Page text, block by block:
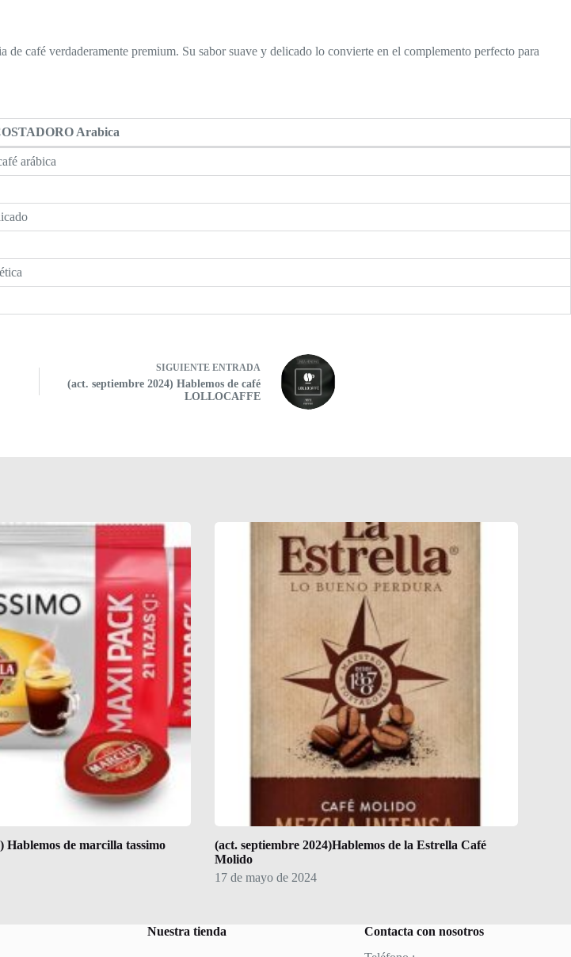
café verdaderamente premium. Su sabor suave y delicado lo convierte en el complemento perfecto para
Arabica
arábica
SIGUIENTE ENTRADA
(act. septiembre 2024) Hablemos de café
LOLLOCAFFE
Hablemos de marcilla tassimo
(act. septiembre 2024)Hablemos de la Estrella Café
Molido
17 de mayo de 2024
Nuestra tienda
Contacta con nosotros